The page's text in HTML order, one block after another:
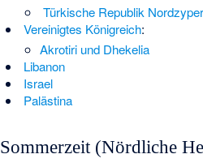
Türkische Republik
Vereinigtes Königreich:
Akrotiri und Dhekelia
Libanon
Israel
Palästina
Sommerzeit (Nördliche